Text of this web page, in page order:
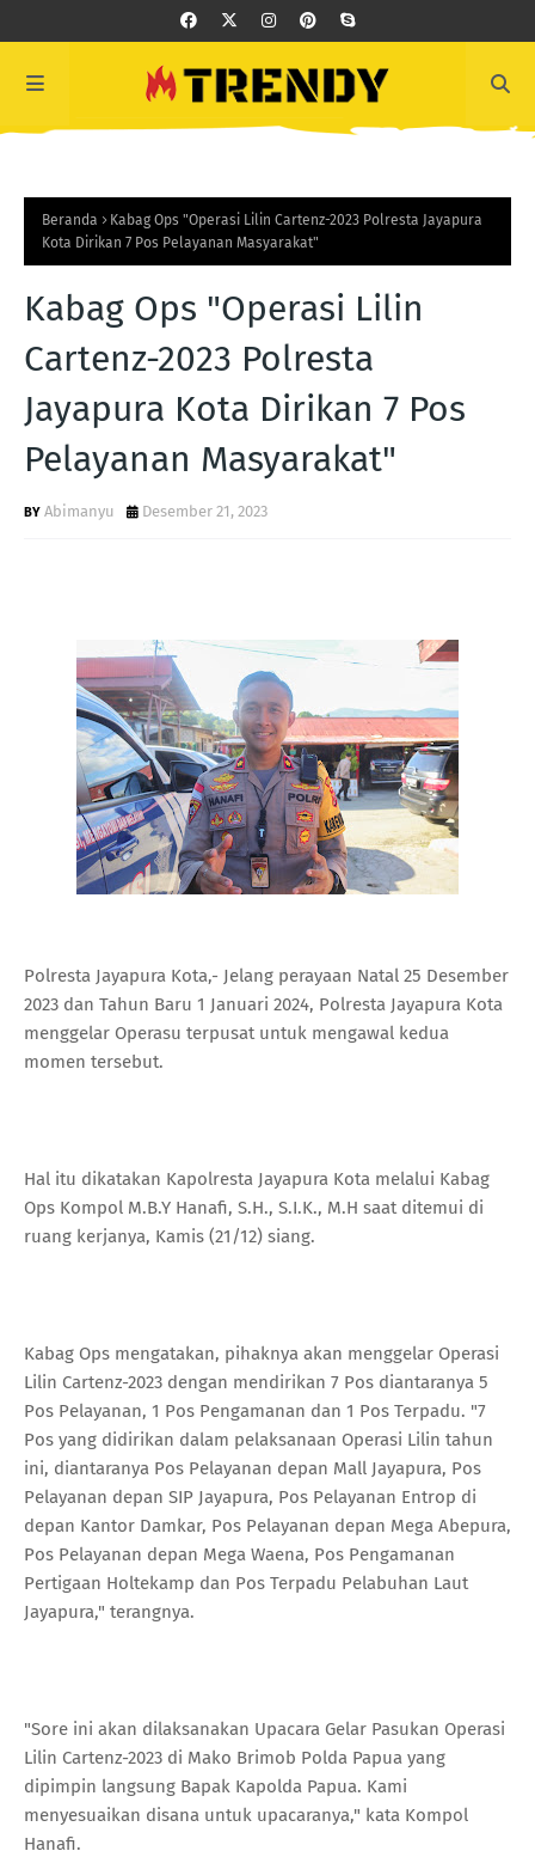
Beranda
Kabag Ops "Operasi Lilin Cartenz-2023 Polresta Jayapura
Kota Dirikan 7 Pos Pelayanan Masyarakat"
Kabag Ops "Operasi Lilin
Cartenz-2023 Polresta
Jayapura Kota Dirikan 7 Pos
Pelayanan Masyarakat"
Abimanyu Desember 21, 2023
Polresta Jayapura Kota,- Jelang perayaan Natal 25 Desember
2023 dan Tahun Baru 1 Januari 2024, Polresta Jayapura Kota
menggelar Operasu terpusat untuk mengawal kedua
momen tersebut.
Hal itu dikatakan Kapolresta Jayapura Kota melalui Kabag
Ops Kompol M.B.Y Hanafi, S.H., S.I.K., M.H saat ditemui di
ruang kerjanya, Kamis (21/12) siang.
Kabag Ops mengatakan, pihaknya akan menggelar Operasi
Lilin Cartenz-2023 dengan mendirikan 7 Pos diantaranya 5
Pos Pelayanan, 1 Pos Pengamanan dan 1 Pos Terpadu. "7
Pos yang didirikan dalam pelaksanaan Operasi Lilin tahun
ini, diantaranya Pos Pelayanan depan Mall Jayapura, Pos
Pelayanan depan SIP Jayapura, Pos Pelayanan Entrop di
depan Kantor Damkar, Pos Pelayanan depan Mega Abepura,
Pos Pelayanan depan Mega Waena, Pos Pengamanan
Pertigaan Holtekamp dan Pos Terpadu Pelabuhan Laut
Jayapura," terangnya.
"Sore ini akan dilaksanakan Upacara Gelar Pasukan Operasi
Lilin Cartenz-2023 di Mako Brimob Polda Papua yang
dipimpin langsung Bapak Kapolda Papua. Kami
menyesuaikan disana untuk upacaranya," kata Kompol
Hanafi.